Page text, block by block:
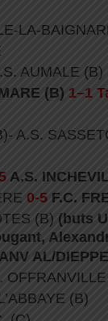
LA-
AUMALE (B)
(B) 1–1
A.S.
A.S.
0-5 F.C.
(B) (buts
AL/
(B)